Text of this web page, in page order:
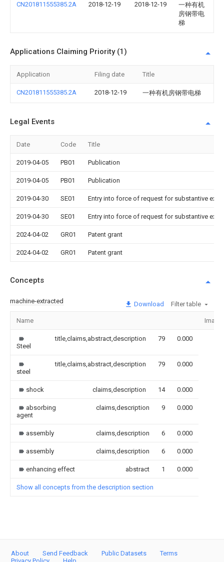
CN201811555385.2A 2018-12-19 2018-12-19
一种有机
房钢带电
梯
Applications Claiming Priority (1)
Application Filing date Title
CN201811555385.2A 2018-12-19 一种有机房钢带电梯
Legal Events
Date Code Title
2019-04-05 PB01 Publication
2019-04-05 PB01 Publication
2019-04-30 SE01 Entry into force of request for substantive
2019-04-30 SE01 Entry into force of request for substantive
2024-04-02 GR01 Patent grant
2024-04-02 GR01 Patent grant
Concepts
machine-extracted Download Filter table
Name Image
Steel
title,claims,abstract,description 79 0.000
steel
title,claims,abstract,description 79 0.000
shock claims,description 14 0.000
absorbing
agent
claims,description 9 0.000
assembly claims,description 6 0.000
assembly claims,description 6 0.000
enhancing effect abstract 1 0.000
Show all concepts from the description section
About Send Feedback Public Datasets
Terms